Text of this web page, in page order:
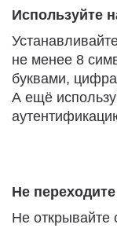
Используйте
не менее 8
буквами,
А ещё
Не
Не открывайте